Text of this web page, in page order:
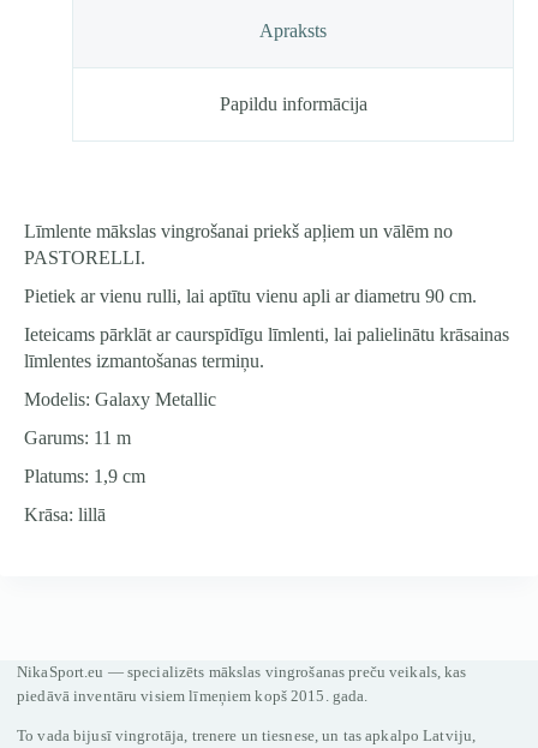
Apraksts
Papildu informācija
Līmlente mākslas vingrošanai priekš apļiem un vālēm no
PASTORELLI.
Pietiek ar vienu rulli, lai aptītu vienu apli ar diametru 90 cm.
Ieteicams pārklāt ar caurspīdīgu līmlenti, lai palielinātu krāsainas
līmlentes izmantošanas termiņu.
Modelis: Galaxy Metallic
Garums: 11 m
Platums: 1,9 cm
Krāsa: lillā
NikaSport.eu — specializēts mākslas vingrošanas preču veikals, kas
piedāvā inventāru visiem līmeņiem kopš 2015. gada.
To vada bijusī vingrotāja, trenere un tiesnese, un tas apkalpo Latviju,